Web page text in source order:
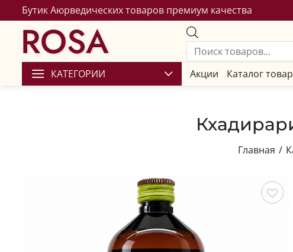
Бутик Аюрведических товаров премиум качества
ROSA
КАТЕГОРИИ Акции Каталог
Главная /